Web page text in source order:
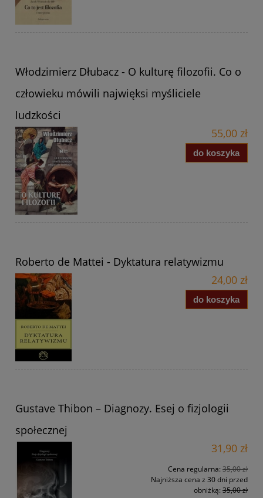
Włodzimierz Dłubacz - O kulturę filozofii. Co o
człowieku mówili najwięksi myśliciele
ludzkości
55,00 zł
do koszyka
Roberto de Mattei - Dyktatura relatywizmu
24,00 zł
do koszyka
Gustave Thibon – Diagnozy. Esej o fizjologii
społecznej
31,90 zł
Cena regularna: 35,00 zł
Najniższa cena z 30 dni przed
obniżką: 35,00 zł